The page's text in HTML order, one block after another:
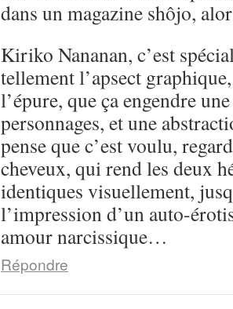
dans un magazine shôjo,
Kiriko Nananan, c’est
tellement l’apsect
l’épure, que ça engendre
personnages, et une
pense que c’est voulu,
cheveux, qui rend les deux
identiques visuellement,
l’impression d’un auto-
amour narcissique…
Répondre